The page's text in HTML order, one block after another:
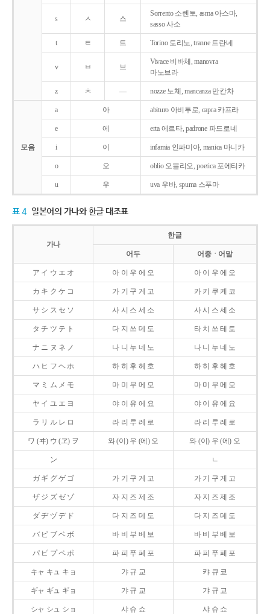
s ㅅ 스
Sorrento 소렌토, asma 아스마,
sasso 사소
t ㅌ 트 Torino 토리노, tranne 트란네
v ㅂ 브
Vivace 비바체, manovra
마노브라
z ㅊ ― nozze 노체, mancanza 만칸차
모음
a 아 abituro 아비투로, capra 카프라
e 에 erta 에르타, padrone 파드로네
i 이 infamia 인파미아, manica 마니카
o 오 oblio 오블리오, poetica 포에티카
u 우 uva 우바, spuma 스푸마
표 4 일본어의 가나와 한글 대조표
가나
한글
어두 어중ㆍ어말
ア イ ウ エ オ 아 이 우 에 오 아 이 우 에 오
カ キ ク ケ コ 가 기 구 게 고 카 키 쿠 케 코
サ シ ス セ ソ 사 시 스 세 소 사 시 스 세 소
タ チ ツ テ ト 다 지 쓰 데 도 타 치 쓰 테 토
ナ ニ ヌ ネ ノ 나 니 누 네 노 나 니 누 네 노
ハ ヒ フ ヘ ホ 하 히 후 헤 호 하 히 후 헤 호
マ ミ ム メ モ 마 미 무 메 모 마 미 무 메 모
ヤ イ ユ エ ヨ 야 이 유 에 요 야 이 유 에 요
ラ リ ル レ ロ 라 리 루 레 로 라 리 루 레 로
ワ (ヰ) ウ (ヱ) ヲ 와 (이) 우 (에) 오 와 (이) 우 (에) 오
ン ㄴ
ガ ギ グ ゲ ゴ 가 기 구 게 고 가 기 구 게 고
ザ ジ ズ ゼ ゾ 자 지 즈 제 조 자 지 즈 제 조
ダ ヂ ヅ デ ド 다 지 즈 데 도 다 지 즈 데 도
バ ビ ブ ベ ボ 바 비 부 베 보 바 비 부 베 보
パ ピ プ ペ ポ 파 피 푸 페 포 파 피 푸 페 포
キャ キュ キョ 갸 규 교 캬 큐 쿄
ギャ ギュ ギョ 갸 규 교 갸 규 교
シャ シュ ショ 샤 슈 쇼 샤 슈 쇼